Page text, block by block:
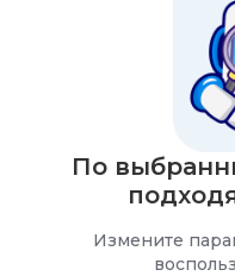
По
Измените